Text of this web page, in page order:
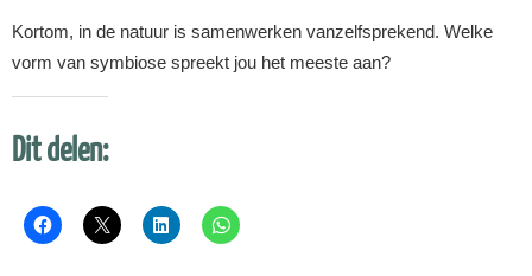
Kortom, in de natuur is samenwerken vanzelfsprekend. Welke
vorm van symbiose spreekt jou het meeste aan?
Dit delen: